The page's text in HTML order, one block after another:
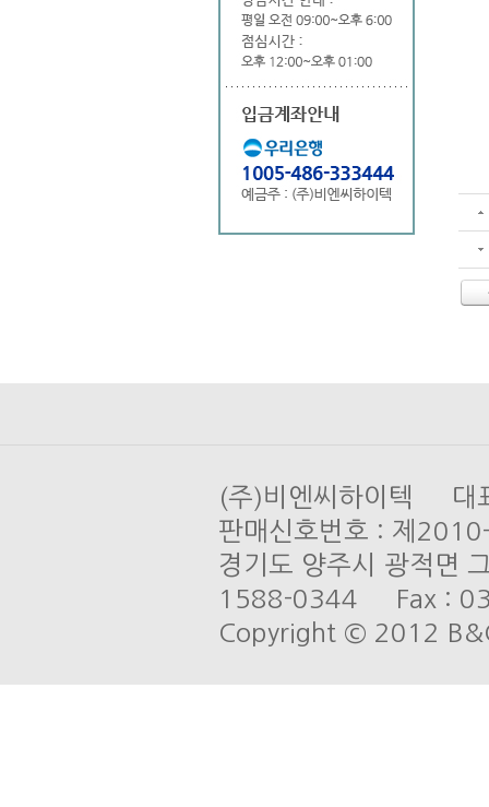
(주)비엔씨하이텍
판매신호번호 : 제
경기도 양주시 광적
1588-0344 Fax :
Copyright © 2012